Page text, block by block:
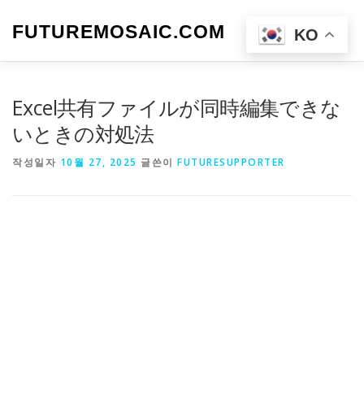
FUTUREMOSAIC.COM 메뉴
Excel共有ファイルが同時編集できな
いときの対処法
작성일자 10월 27, 2025 글쓴이 FUTURESUPPORTER
KO